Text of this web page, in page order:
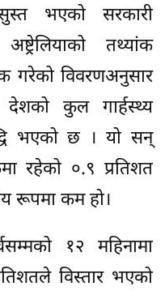
भएको सरकारी
तथ्यांक
गरेको विवरणअनुसार
देशको कुल गार्हस्थ्य
भएको छ । यो सन्
रहेको ०.९ प्रतिशत
रूपमा कम हो।
१२ महिनामा
विस्तार भएको